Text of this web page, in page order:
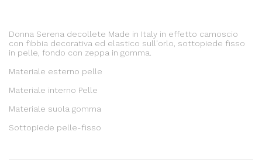
Donna Serena decollete Made in Italy in effetto camoscio
con fibbia decorativa ed elastico sull'orlo, sottopiede fisso
in pelle, fondo con zeppa in gomma.
Materiale esterno pelle
Materiale interno Pelle
Materiale suola gomma
Sottopiede pelle-fisso